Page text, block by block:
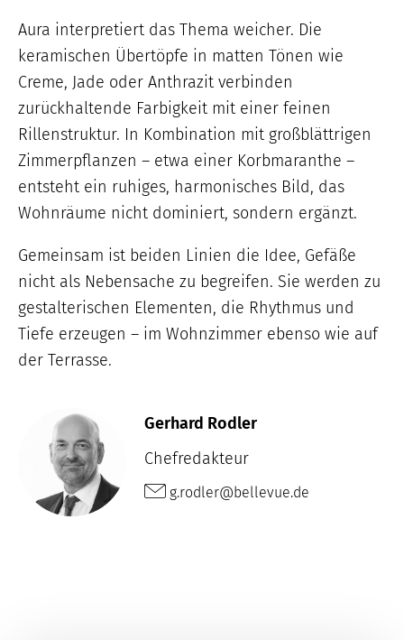
Aura interpretiert das Thema weicher. Die
keramischen Übertöpfe in matten Tönen wie
Creme, Jade oder Anthrazit verbinden
zurückhaltende Farbigkeit mit einer feinen
Rillenstruktur. In Kombination mit großblättrigen
Zimmerpflanzen – etwa einer Korbmaranthe –
entsteht ein ruhiges, harmonisches Bild, das
Wohnräume nicht dominiert, sondern ergänzt.
Gemeinsam ist beiden Linien die Idee, Gefäße
nicht als Nebensache zu begreifen. Sie werden zu
gestalterischen Elementen, die Rhythmus und
Tiefe erzeugen – im Wohnzimmer ebenso wie auf
der Terrasse.
Gerhard Rodler
Chefredakteur
g.rodler@bellevue.de